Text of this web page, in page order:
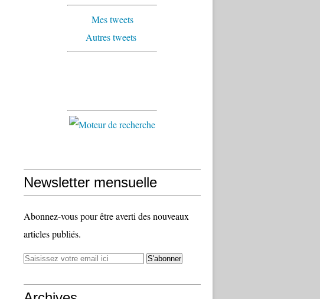
Mes tweets
Autres tweets
Newsletter mensuelle
Abonnez-vous pour être averti des nouveaux
articles publiés.